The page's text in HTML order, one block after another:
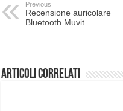
Previous
Recensione auricolare
Bluetooth Muvit
Articoli correlati